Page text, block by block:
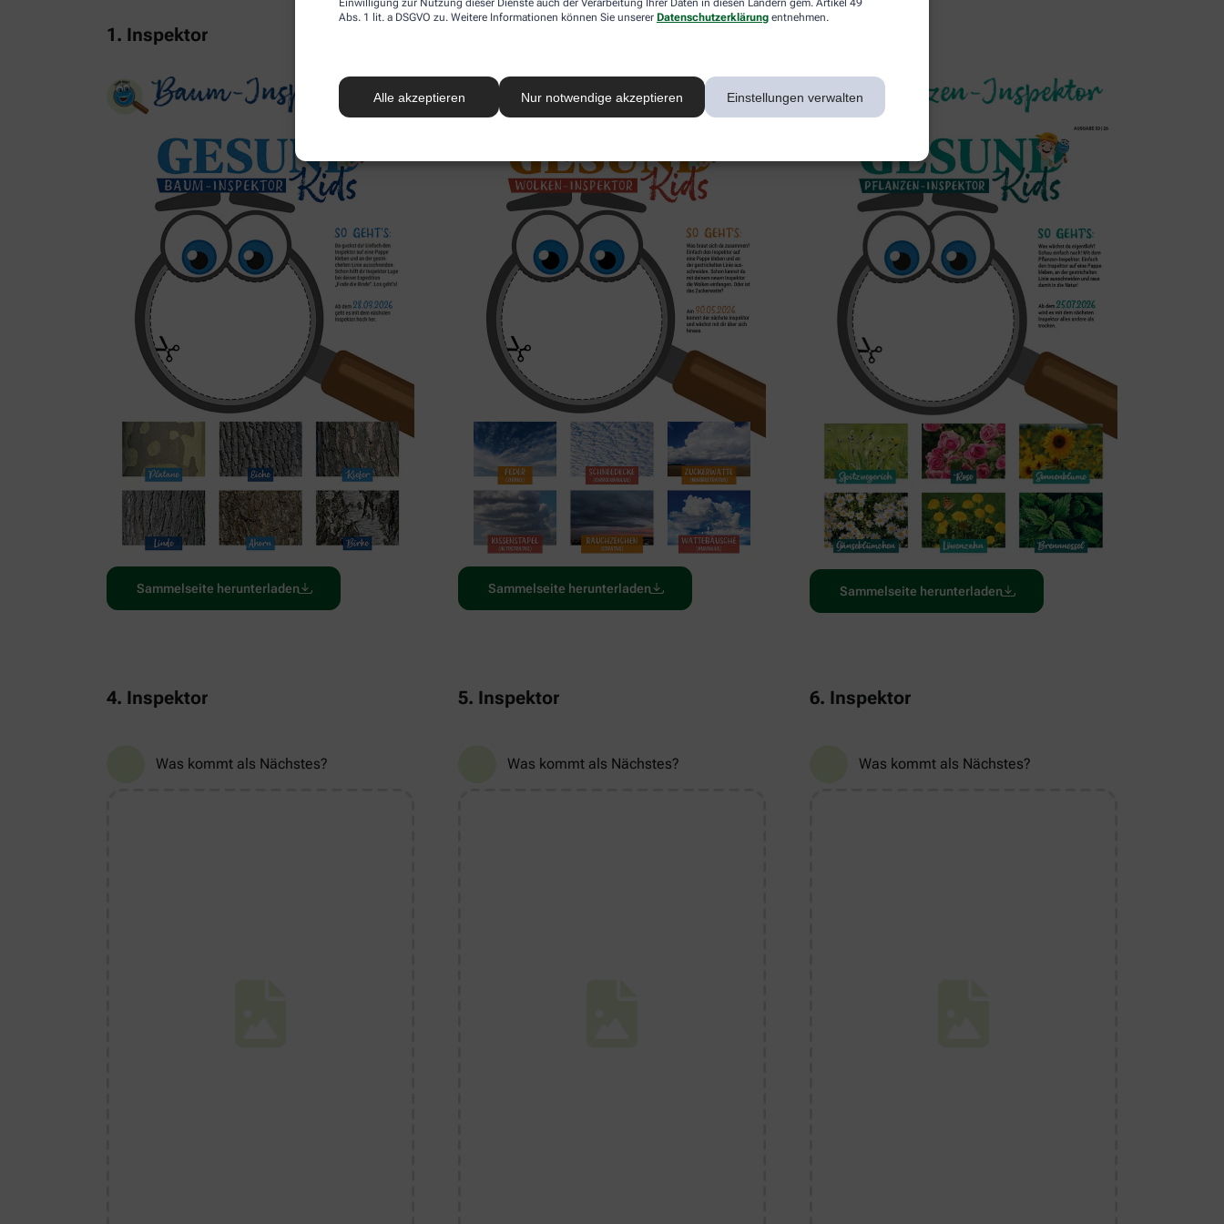
Einwilligung zur Nutzung dieser Dienste auch der Verarbeitung Ihrer Daten in diesen Ländern gem. Artikel 49
Abs. 1 lit. a DSGVO zu. Weitere Informationen können Sie unserer Datenschutzerklärung entnehmen.
Alle akzeptieren Nur notwendige akzeptieren Einstellungen verwalten
1. Inspektor
Sammelseite herunterladen Sammelseite herunterladen Sammelseite herunterladen
4. Inspektor
Was kommt als Nächstes?
5. Inspektor
Was kommt als Nächstes?
6. Inspektor
Was kommt als Nächstes?